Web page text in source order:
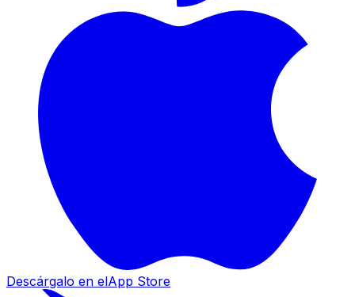
Descárgalo en elApp Store